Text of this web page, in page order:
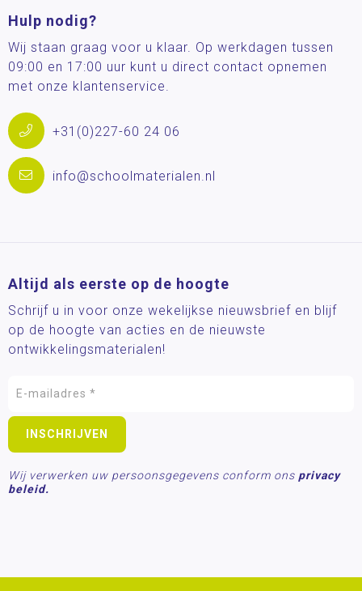
Hulp nodig?
Wij staan graag voor u klaar. Op werkdagen tussen
09:00 en 17:00 uur kunt u direct contact opnemen
met onze klantenservice.
+31(0)227-60 24 06
info@schoolmaterialen.nl
Altijd als eerste op de hoogte
Schrijf u in voor onze wekelijkse nieuwsbrief en blijf
op de hoogte van acties en de nieuwste
ontwikkelingsmaterialen!
Wij verwerken uw persoonsgegevens conform ons privacy
beleid.